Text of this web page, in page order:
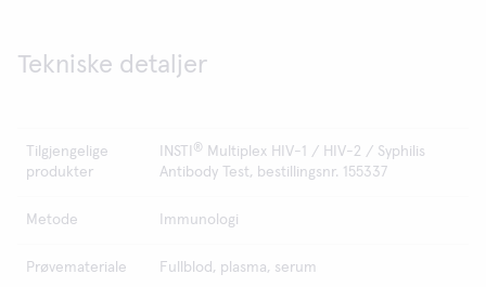
Tekniske detaljer
Tilgjengelige
produkter
INSTI ®
Multiplex HIV-1 / HIV-2 / Syphilis
Antibody Test, bestillingsnr. 155337
Metode Immunologi
Prøvemateriale Fullblod, plasma, serum